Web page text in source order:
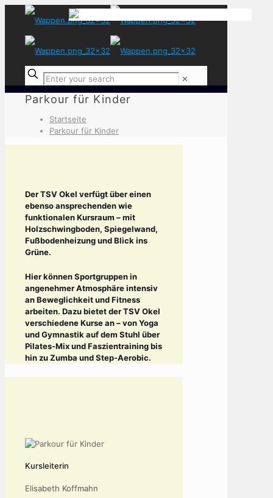
✕
Parkour für Kinder
Startseite
Parkour für Kinder
Der TSV Okel verfügt über einen
ebenso ansprechenden wie
funktionalen Kursraum – mit
Holzschwingboden, Spiegelwand,
Fußbodenheizung und Blick ins
Grüne.
Hier können Sportgruppen in
angenehmer Atmosphäre intensiv
an Beweglichkeit und Fitness
arbeiten. Dazu bietet der TSV Okel
verschiedene Kurse an – von Yoga
und Gymnastik auf dem Stuhl über
Pilates-Mix und Faszientraining bis
hin zu Zumba und Step-Aerobic.
Kursleiterin
Elisabeth Koffmahn